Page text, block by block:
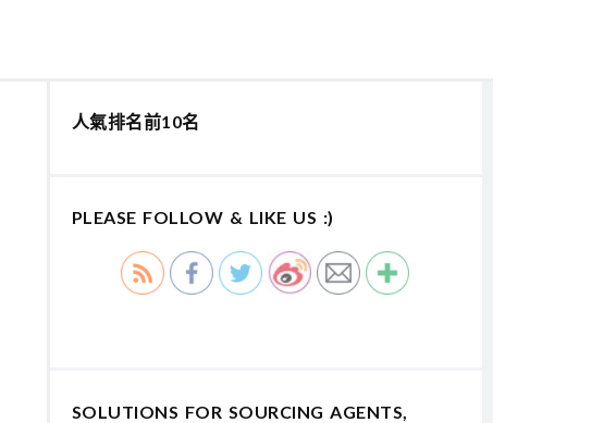
人氣排名前10名
PLEASE FOLLOW & LIKE US :)
SOLUTIONS FOR SOURCING AGENTS,